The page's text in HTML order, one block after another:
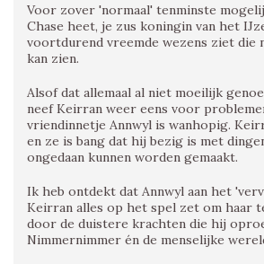
Voor zover 'normaal' tenminste
Chase heet, je zus koningin van het
voortdurend vreemde wezens ziet die
kan zien.
Alsof dat allemaal al niet moeilijk
neef Keirran weer eens voor
vriendinnetje Annwyl is wanhopig.
en ze is bang dat hij bezig is met
ongedaan kunnen worden gemaakt.
Ik heb ontdekt dat Annwyl aan het
Keirran alles op het spel zet om haar
door de duistere krachten die hij
Nimmernimmer én de menselijke